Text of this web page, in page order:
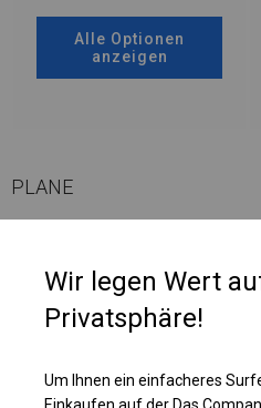
Alle Optionen
anzeigen
PLANE
zusätzliche Heizung benötigt, ist die
Inneren können Sie Wärmestrahler
ihre Funktionen erfüllen.
Wir legen Wert
Privatsphäre!
Um Ihnen ein einfacheres